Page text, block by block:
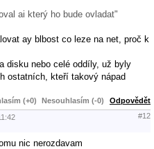
ai který ho bude ovladat"
ay blbost co leze na net, proč k
disku nebo celé oddíly, už byly
ostatních, kteří takový nápad
(+0) Nesouhlasím (-0) Odpovědět
#12
nic nerozdavam